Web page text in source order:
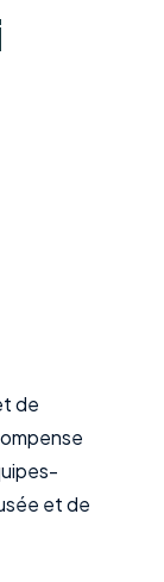
de
et de